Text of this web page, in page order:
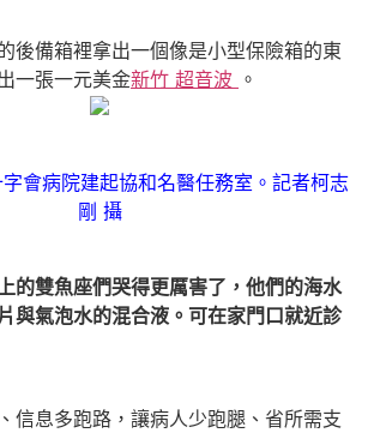
後備箱裡拿出一個像是小型保險箱的東
一張一元美金新竹 超音波 。
病院建起協和名醫任務室。記者柯志
剛 攝
雙魚座們哭得更厲害了，他們的海水
與氣泡水的混合液。可在家門口就近診
息多跑路，讓病人少跑腿、省所需支